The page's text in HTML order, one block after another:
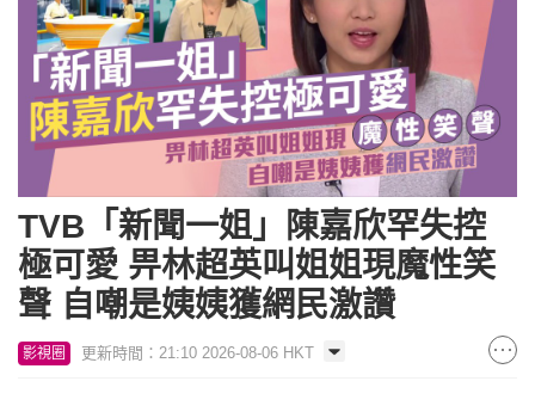
TVB「新聞一姐」陳嘉欣罕失控
極可愛 畀林超英叫姐姐現魔性笑
聲 自嘲是姨姨獲網民激讚
影視圈 更新時間：21:10 2026-08-06 HKT